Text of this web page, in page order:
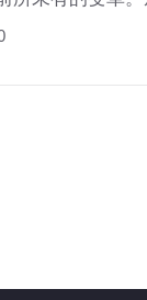
深刻改变金融